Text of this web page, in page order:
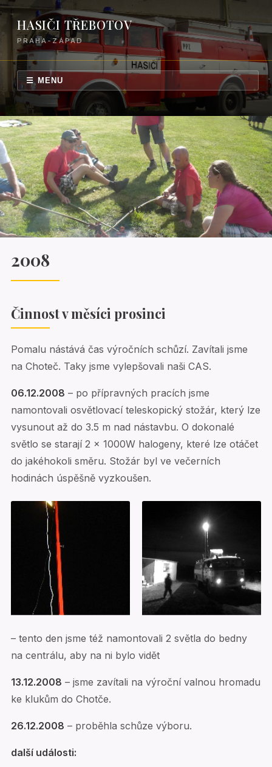
HASIČI TŘEBOTOV
PRAHA-ZÁPAD
☰ MENU
2008
2008
Činnost v měsíci prosinci
Pomalu nástává čas výročních schůzí. Zavítali jsme
na Choteč. Taky jsme vylepšovali naši CAS.
06.12.2008 – po přípravných pracích jsme
namontovali osvětlovací teleskopický stožár, který lze
vysunout až do 3.5 m nad nástavbu. O dokonalé
světlo se starají 2 x 1000W halogeny, které lze otáčet
do jakéhokoli směru. Stožár byl ve večerních
hodinách úspěšně vyzkoušen.
– tento den jsme též namontovali 2 světla do bedny
na centrálu, aby na ni bylo vidět
13.12.2008 – jsme zavítali na výroční valnou hromadu
ke klukům do Chotče.
26.12.2008 – proběhla schůze výboru.
další události: